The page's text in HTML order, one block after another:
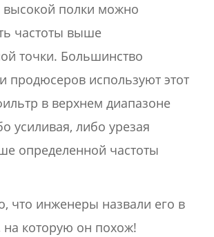
полки можно
частоты выше
точки. Большинство
продюсеров используют этот
в верхнем диапазоне
усиливая, либо урезая
определенной частоты
что инженеры назвали его в
на которую он похож!